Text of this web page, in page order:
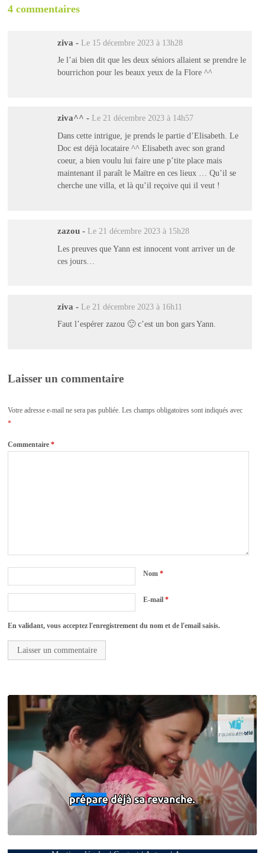
4 commentaires
ziva - Le 15 décembre 2023 à 13h28
Je l’ai bien dit que les deux séniors allaient se prendre le
bourrichon pour les beaux yeux de la Flore ^^
ziva^^ - Le 21 décembre 2023 à 14h57
Dans cette intrigue, je prends le partie d’Elisabeth. Le
Doc est déjà locataire ^^ Elisabeth avec son grand
coeur, a bien voulu lui faire une p’tite place mais
maintenant il paraît le Maïtre en ces lieux … Qu’il se
cherche une villa, et là qu’il reçoive qui il veut !
zazou - Le 21 décembre 2023 à 15h28
Les preuves que Yann est innocent vont arriver un de
ces jours…
ziva - Le 21 décembre 2023 à 16h11
Faut l’espérer zazou 🙂 c’est un bon gars Yann.
Laisser un commentaire
Votre adresse e-mail ne sera pas publiée. Les champs obligatoires sont indiqués avec
*
Commentaire*
Nom*
E-mail*
En validant, vous acceptez l'enregistrement du nom et de l'email saisis.